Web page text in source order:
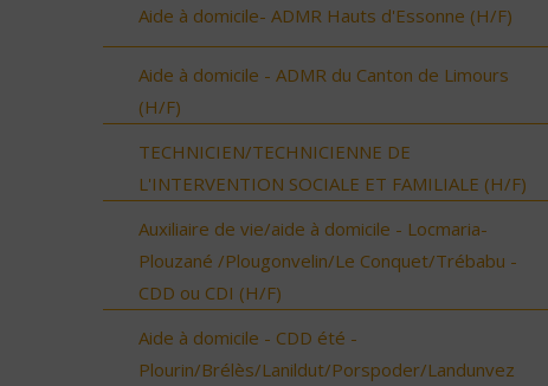
Aide à domicile- ADMR Hauts d'Essonne (H/F)
Aide à domicile - ADMR du Canton de Limours
(H/F)
TECHNICIEN/TECHNICIENNE DE
L'INTERVENTION SOCIALE ET FAMILIALE (H/F)
Auxiliaire de vie/aide à domicile - Locmaria-
Plouzané /Plougonvelin/Le Conquet/Trébabu -
CDD ou CDI (H/F)
Aide à domicile - CDD été -
Plourin/Brélès/Lanildut/Porspoder/Landunvez